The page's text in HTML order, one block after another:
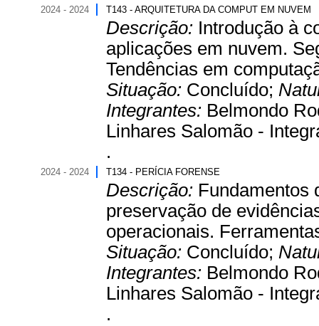
2024 - 2024 T143 - ARQUITETURA DA COMPUT EM NUVEM
Descrição: Introdução à
aplicações em nuvem.
Tendências em
Situação: Concluído;
Integrantes: Belmondo
Linhares Salomão -
.
2024 - 2024 T134 - PERÍCIA FORENSE
Descrição: Fundamentos
preservação de
operacionais.
Situação: Concluído;
Integrantes: Belmondo
Linhares Salomão -
.